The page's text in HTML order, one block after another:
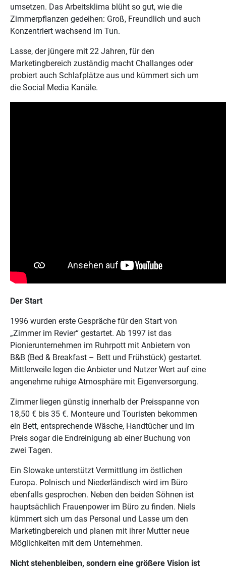
umsetzen. Das Arbeitsklima blüht so gut, wie die
Zimmerpflanzen gedeihen: Groß, Freundlich und auch
Konzentriert wachsend im Tun.
Lasse, der jüngere mit 22 Jahren, für den
Marketingbereich zuständig macht Challanges oder
probiert auch Schlafplätze aus und kümmert sich um
die Social Media Kanäle.
Der Start
1996 wurden erste Gespräche für den Start von
„Zimmer im Revier“ gestartet. Ab 1997 ist das
Pionierunternehmen im Ruhrpott mit Anbietern von
B&B (Bed & Breakfast – Bett und Frühstück) gestartet.
Mittlerweile legen die Anbieter und Nutzer Wert auf eine
angenehme ruhige Atmosphäre mit Eigenversorgung.
Zimmer liegen günstig innerhalb der Preisspanne von
18,50 € bis 35 €. Monteure und Touristen bekommen
ein Bett, entsprechende Wäsche, Handtücher und im
Preis sogar die Endreinigung ab einer Buchung von
zwei Tagen.
Ein Slowake unterstützt Vermittlung im östlichen
Europa. Polnisch und Niederländisch wird im Büro
ebenfalls gesprochen. Neben den beiden Söhnen ist
hauptsächlich Frauenpower im Büro zu finden. Niels
kümmert sich um das Personal und Lasse um den
Marketingbereich und planen mit ihrer Mutter neue
Möglichkeiten mit dem Unternehmen.
Nicht stehenbleiben, sondern eine größere Vision ist